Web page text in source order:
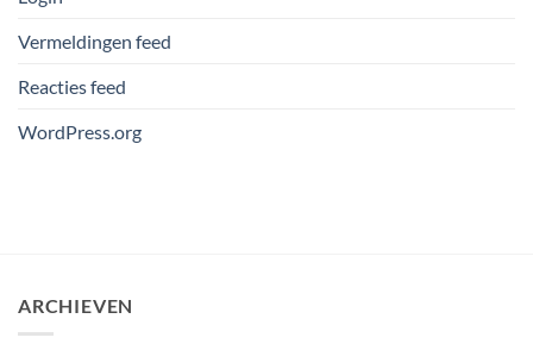
Vermeldingen feed
Reacties feed
WordPress.org
ARCHIEVEN